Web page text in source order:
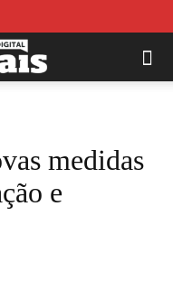
medidas
e